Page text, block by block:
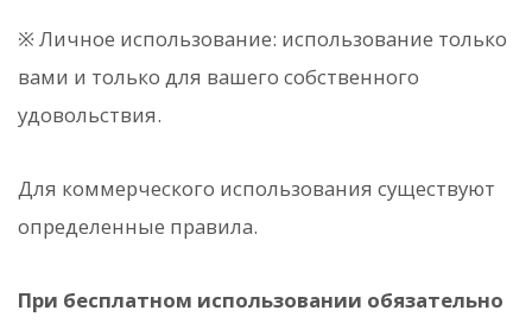
※ Личное использование: использование только
вами и только для вашего собственного
удовольствия.
Для коммерческого использования существуют
определенные правила.
При бесплатном использовании обязательно